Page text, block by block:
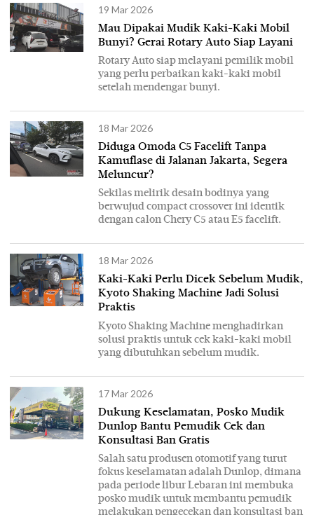
19 Mar 2026
Mau Dipakai Mudik Kaki-Kaki Mobil
Bunyi? Gerai Rotary Auto Siap Layani
Rotary Auto siap melayani pemilik mobil
yang perlu perbaikan kaki-kaki mobil
setelah mendengar bunyi.
18 Mar 2026
Diduga Omoda C5 Facelift Tanpa
Kamuflase di Jalanan Jakarta, Segera
Meluncur?
Sekilas melirik desain bodinya yang
berwujud compact crossover ini identik
dengan calon Chery C5 atau E5 facelift.
18 Mar 2026
Kaki-Kaki Perlu Dicek Sebelum Mudik,
Kyoto Shaking Machine Jadi Solusi
Praktis
Kyoto Shaking Machine menghadirkan
solusi praktis untuk cek kaki-kaki mobil
yang dibutuhkan sebelum mudik.
17 Mar 2026
Dukung Keselamatan, Posko Mudik
Dunlop Bantu Pemudik Cek dan
Konsultasi Ban Gratis
Salah satu produsen otomotif yang turut
fokus keselamatan adalah Dunlop, dimana
pada periode libur Lebaran ini membuka
posko mudik untuk membantu pemudik
melakukan pengecekan dan konsultasi ban